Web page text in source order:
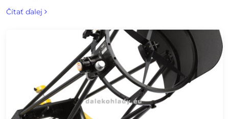
1280 x 720 pixelov.
Čítať ďalej